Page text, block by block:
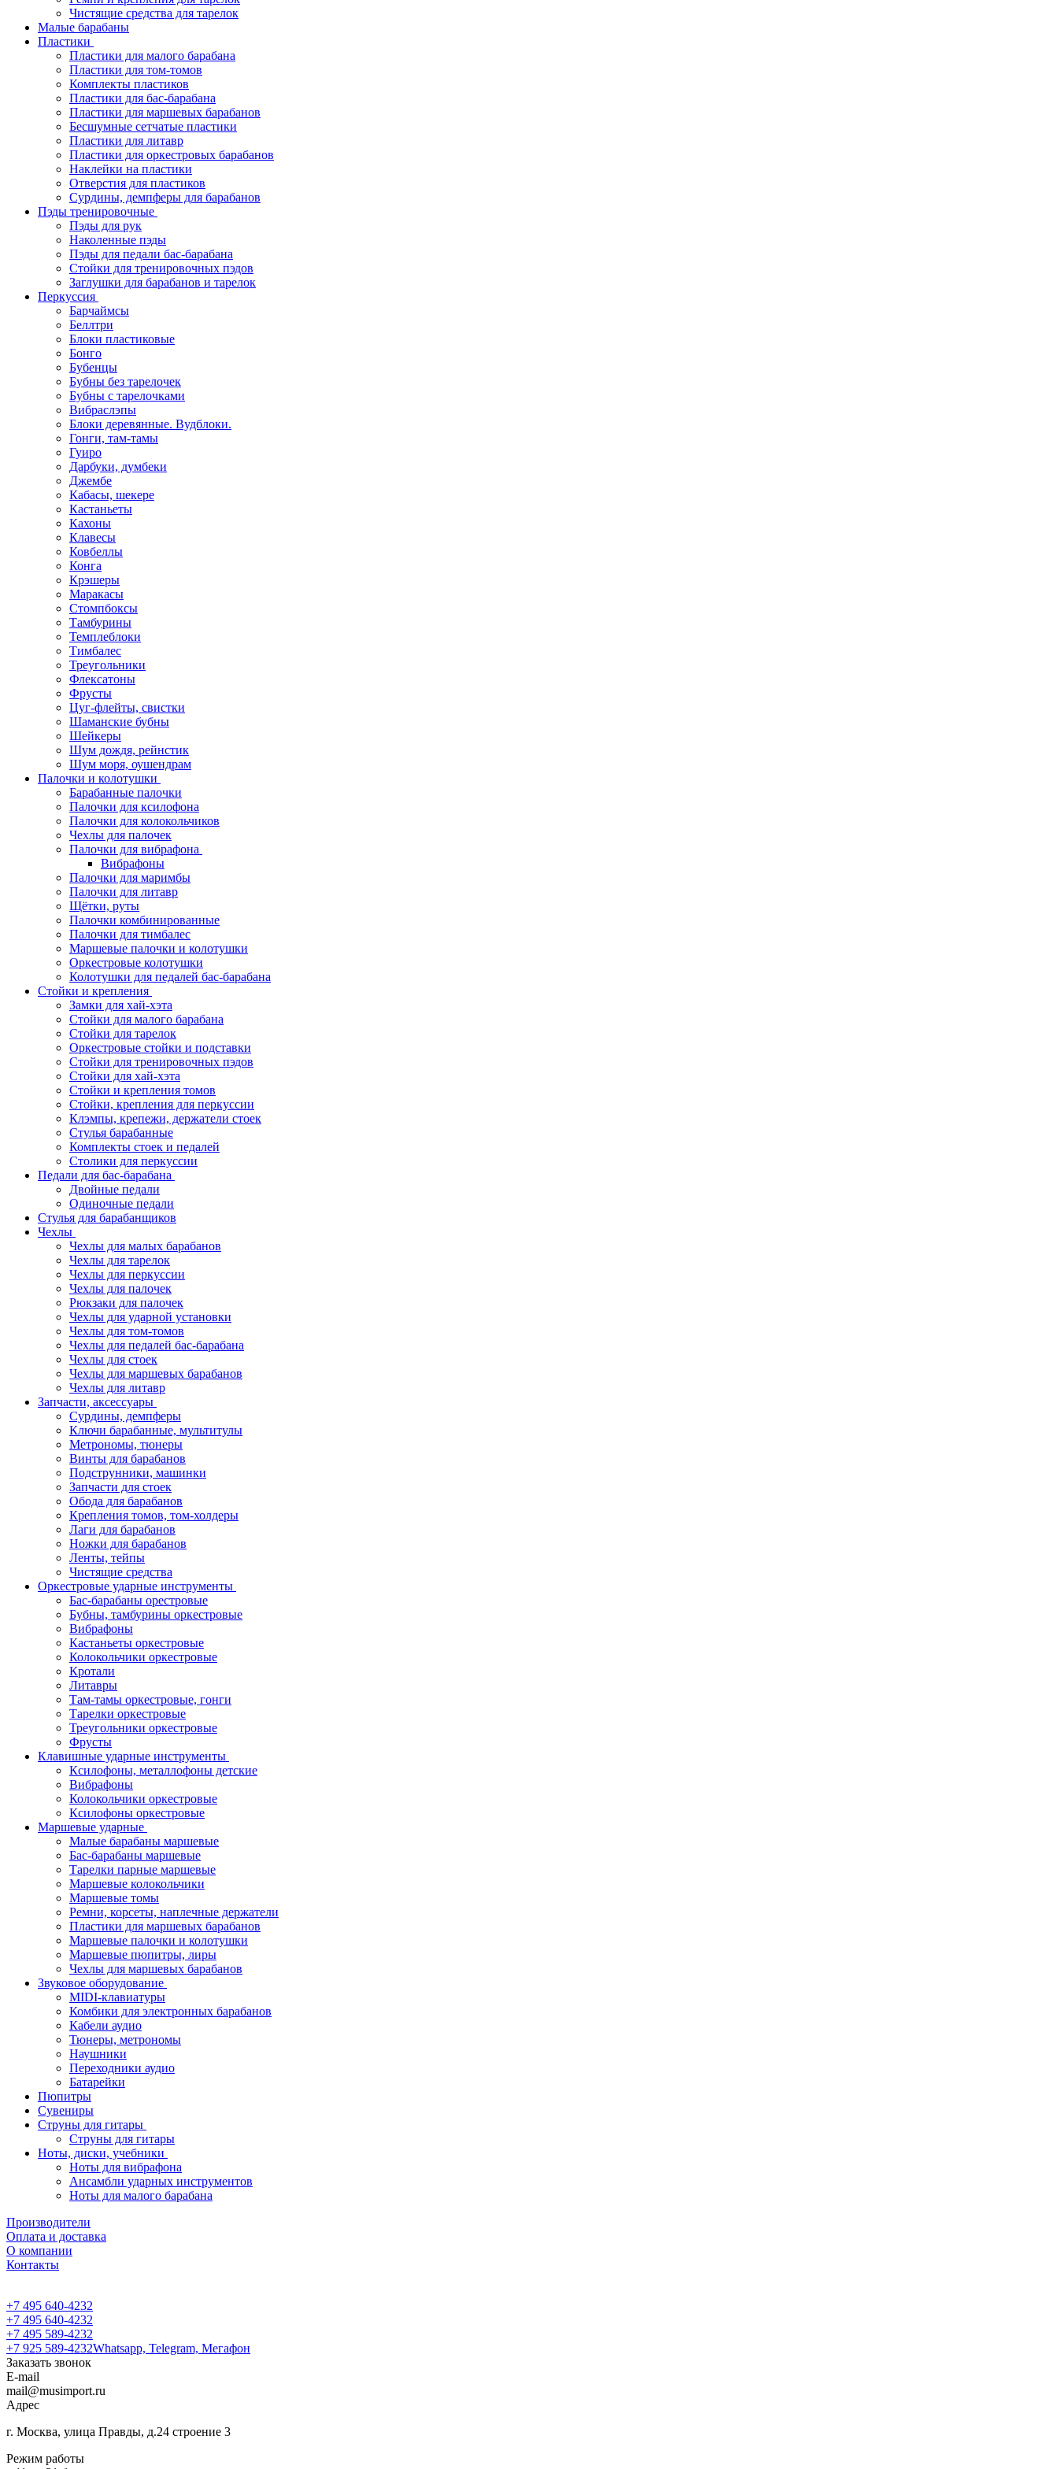
Чистящие средства для тарелок
Малые барабаны
Пластики
Пластики для малого барабана
Пластики для том-томов
Комплекты пластиков
Пластики для бас-барабана
Пластики для маршевых барабанов
Бесшумные сетчатые пластики
Пластики для литавр
Пластики для оркестровых барабанов
Наклейки на пластики
Отверстия для пластиков
Сурдины, демпферы для барабанов
Пэды тренировочные
Пэды для рук
Наколенные пэды
Пэды для педали бас-барабана
Стойки для тренировочных пэдов
Заглушки для барабанов и тарелок
Перкуссия
Барчаймсы
Беллтри
Блоки пластиковые
Бонго
Бубенцы
Бубны без тарелочек
Бубны с тарелочками
Вибраслэпы
Блоки деревянные. Вудблоки.
Гонги, там-тамы
Гуиро
Дарбуки, думбеки
Джембе
Кабасы, шекере
Кастаньеты
Кахоны
Клавесы
Ковбеллы
Конга
Крэшеры
Маракасы
Стомпбоксы
Тамбурины
Темплеблоки
Тимбалес
Треугольники
Флексатоны
Фрусты
Цуг-флейты, свистки
Шаманские бубны
Шейкеры
Шум дождя, рейнстик
Шум моря, оушендрам
Палочки и колотушки
Барабанные палочки
Палочки для ксилофона
Палочки для колокольчиков
Чехлы для палочек
Палочки для вибрафона
Вибрафоны
Палочки для маримбы
Палочки для литавр
Щётки, руты
Палочки комбинированные
Палочки для тимбалес
Маршевые палочки и колотушки
Оркестровые колотушки
Колотушки для педалей бас-барабана
Стойки и крепления
Замки для хай-хэта
Стойки для малого барабана
Стойки для тарелок
Оркестровые стойки и подставки
Стойки для тренировочных пэдов
Стойки для хай-хэта
Стойки и крепления томов
Стойки, крепления для перкуссии
Клэмпы, крепежи, держатели стоек
Стулья барабанные
Комплекты стоек и педалей
Столики для перкуссии
Педали для бас-барабана
Двойные педали
Одиночные педали
Стулья для барабанщиков
Чехлы
Чехлы для малых барабанов
Чехлы для тарелок
Чехлы для перкуссии
Чехлы для палочек
Рюкзаки для палочек
Чехлы для ударной установки
Чехлы для том-томов
Чехлы для педалей бас-барабана
Чехлы для стоек
Чехлы для маршевых барабанов
Чехлы для литавр
Запчасти, аксессуары
Сурдины, демпферы
Ключи барабанные, мультитулы
Метрономы, тюнеры
Винты для барабанов
Подструнники, машинки
Запчасти для стоек
Обода для барабанов
Крепления томов, том-холдеры
Лаги для барабанов
Ножки для барабанов
Ленты, тейпы
Чистящие средства
Оркестровые ударные инструменты
Бас-барабаны орестровые
Бубны, тамбурины оркестровые
Вибрафоны
Кастаньеты оркестровые
Колокольчики оркестровые
Кротали
Литавры
Там-тамы оркестровые, гонги
Тарелки оркестровые
Треугольники оркестровые
Фрусты
Клавишные ударные инструменты
Ксилофоны, металлофоны детские
Вибрафоны
Колокольчики оркестровые
Ксилофоны оркестровые
Маршевые ударные
Малые барабаны маршевые
Бас-барабаны маршевые
Тарелки парные маршевые
Маршевые колокольчики
Маршевые томы
Ремни, корсеты, наплечные держатели
Пластики для маршевых барабанов
Маршевые палочки и колотушки
Маршевые пюпитры, лиры
Чехлы для маршевых барабанов
Звуковое оборудование
MIDI-клавиатуры
Комбики для электронных барабанов
Кабели аудио
Тюнеры, метрономы
Наушники
Переходники аудио
Батарейки
Пюпитры
Сувениры
Струны для гитары
Струны для гитары
Ноты, диски, учебники
Ноты для вибрафона
Ансамбли ударных инструментов
Ноты для малого барабана
Производители
Оплата и доставка
О компании
Контакты
+7 495 640-4232
+7 495 640-4232
+7 495 589-4232
+7 925 589-4232Whatsapp, Telegram, Мегафон
Заказать звонок
E-mail
mail@musimport.ru
Адрес
г. Москва, улица Правды, д.24 строение 3
Режим работы